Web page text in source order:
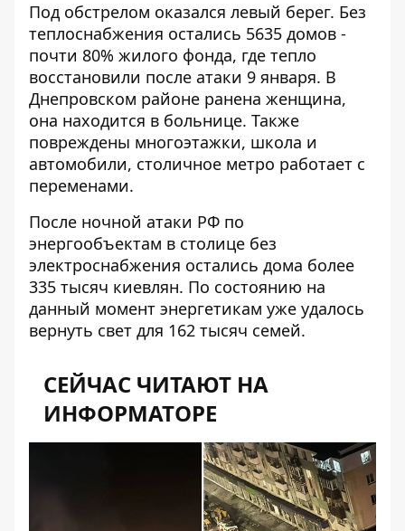
Под обстрелом оказался левый берег. Без
теплоснабжения остались 5635 домов -
почти 80% жилого фонда, где тепло
восстановили после атаки 9 января. В
Днепровском районе ранена женщина,
она находится в больнице. Также
повреждены многоэтажки, школа и
автомобили, столичное метро работает с
переменами.
После ночной атаки РФ по
энергообъектам в столице без
электроснабжения остались дома более
335 тысяч киевлян. По состоянию на
данный момент энергетикам уже удалось
вернуть свет для 162 тысяч семей.
СЕЙЧАС ЧИТАЮТ НА
ИНФОРМАТОРЕ